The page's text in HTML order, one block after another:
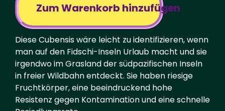
Zum Warenkorb hinzufügen
Diese Cubensis wäre leicht zu identifizieren, wenn
man auf den Fidschi-Inseln Urlaub macht und sie
irgendwo im Grasland der südpazifischen Inseln
in freier Wildbahn entdeckt. Sie haben riesige
Fruchtkörper, eine beeindruckend hohe
Resistenz gegen Kontamination und eine schnelle